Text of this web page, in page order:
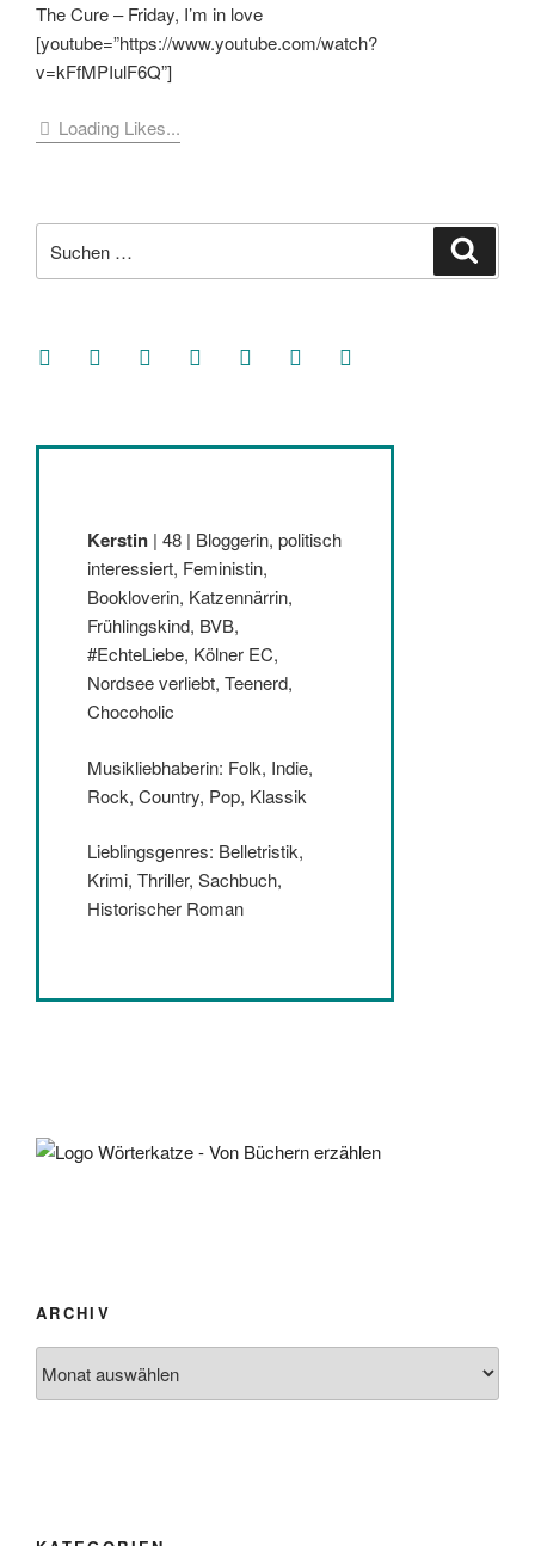
The Cure – Friday, I’m in love
[youtube=”https://www.youtube.com/watch?
v=kFfMPIulF6Q”]
Loading Likes...
nach:
facebooksoundcloud
twitter mastodoninstagramthreads goodreads
Kerstin | 48 | Bloggerin, politisch
interessiert, Feministin,
Bookloverin, Katzennärrin,
Frühlingskind, BVB,
#EchteLiebe, Kölner EC,
Nordsee verliebt, Teenerd,
Chocoholic
Musikliebhaberin: Folk, Indie,
Rock, Country, Pop, Klassik
Lieblingsgenres: Belletristik,
Krimi, Thriller, Sachbuch,
Historischer Roman
ARCHIV